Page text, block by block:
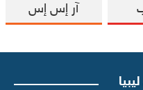
آر إس إس